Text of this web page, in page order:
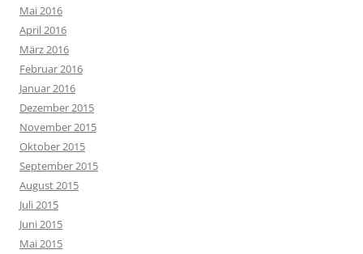
Mai 2016
April 2016
März 2016
Februar 2016
Januar 2016
Dezember 2015
November 2015
Oktober 2015
September 2015
August 2015
Juli 2015
Juni 2015
Mai 2015